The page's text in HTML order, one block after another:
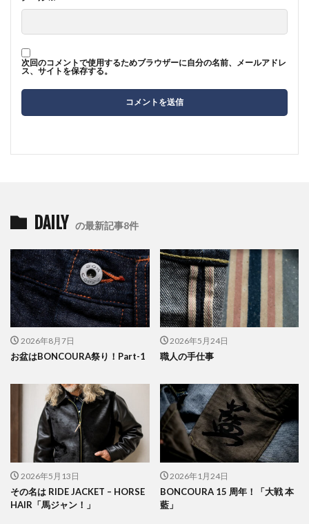
次回のコメントで使用するためブラウザーに自分の名前、メールアドレ
ス、サイトを保存する。
DAILY の最新記事8件
2026年8月7日
お盆はBONCOURA祭り！Part-1
2026年5月24日
職人の手仕事
2026年5月13日
その名は RIDE JACKET – HORSE
HAIR「馬ジャン！」
2026年1月24日
BONCOURA 15 周年！「大戦 本
藍」